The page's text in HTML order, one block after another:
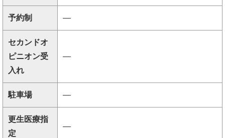
予約制 ―
セカンドオ
ピニオン受
入れ
―
駐車場 ―
更生医療指
定
―